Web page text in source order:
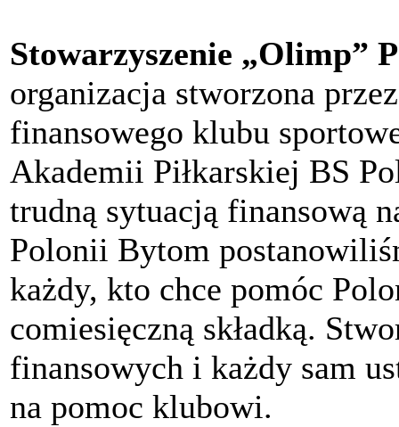
Stowarzyszenie „Olimp”
organizacja stworzona
finansowego klubu
Akademii Piłkarskiej BS
trudną sytuacją finansową
Polonii Bytom
każdy, kto chce pomóc
comiesięczną składką.
finansowych i każdy sam
na pomoc klubowi.